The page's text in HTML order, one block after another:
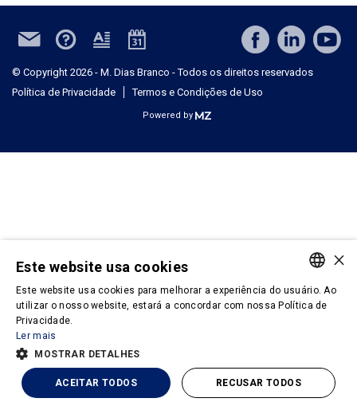
© Copyright 2026 - M. Dias Branco - Todos os direitos reservados
Política de Privacidade
Termos e Condições de Uso
Powered by
PORTUGUESE
×
Este website usa cookies
Este website usa cookies para melhorar a experiência do usuário. Ao
utilizar o nosso website, estará a concordar com nossa Política de
Privacidade.
Ler mais
MOSTRAR DETALHES
ACEITAR TODOS RECUSAR TODOS